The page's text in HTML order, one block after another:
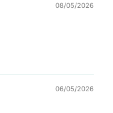
08/05/2026
06/05/2026